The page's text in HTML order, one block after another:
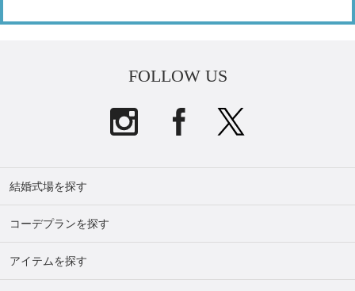
FOLLOW US
結婚式場を探す
コーデプランを探す
アイテムを探す